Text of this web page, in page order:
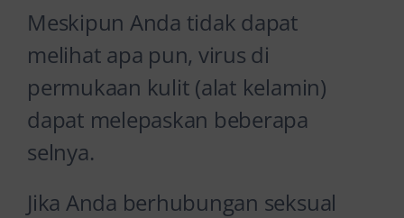
Meskipun Anda tidak dapat
melihat apa pun, virus di
permukaan kulit (alat kelamin)
dapat melepaskan beberapa
selnya.
Jika Anda berhubungan seksual